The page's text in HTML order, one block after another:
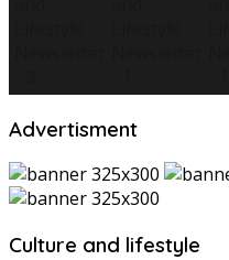
Advertisment
Culture and lifestyle